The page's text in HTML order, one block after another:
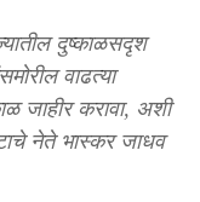
दुष्काळसदृश
वाढत्या
जाहीर करावा, अशी
नेते भास्कर जाधव